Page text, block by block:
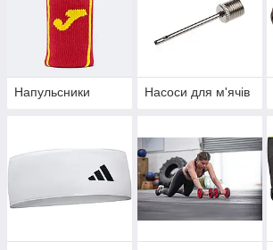
Напульсники Насоси для м'ячів